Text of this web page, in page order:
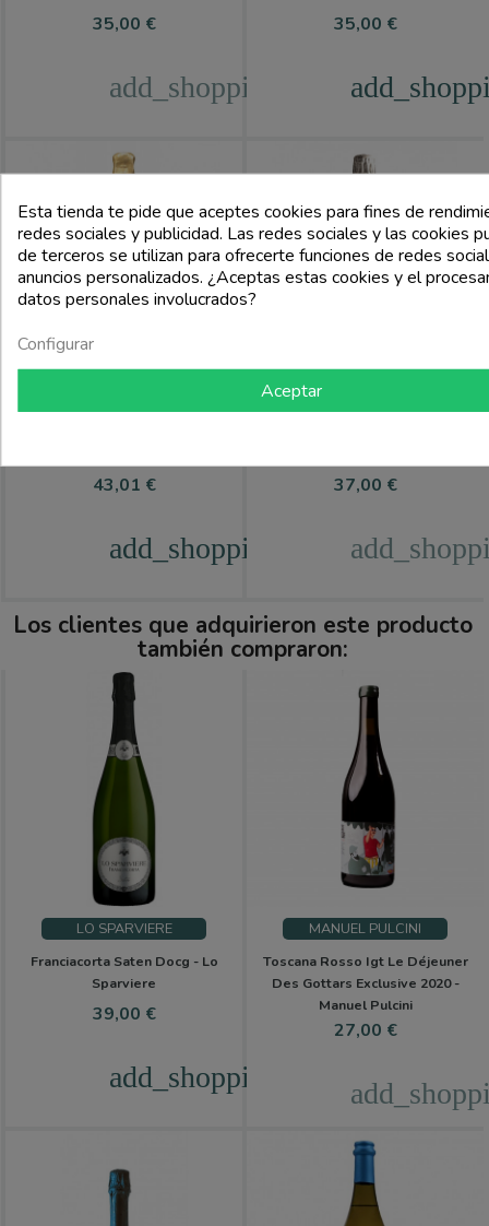
Precio
35,00 €
add_shopping_cart
Precio
35,00 €
Precio
43,01 €
add_shopping_cart
Precio
37,00 €
Los clientes que adquirieron este producto
también compraron:
LO SPARVIERE
Franciacorta Saten Docg - Lo
Sparviere
Precio
39,00 €
add_shopping_cart
MANUEL PULCINI
Toscana Rosso Igt Le Déjeuner
Des Gottars Exclusive 2020 -
Manuel Pulcini
Precio
27,00 €
Esta tienda te pide que aceptes cookies para fines de
redes sociales y publicidad. Las redes sociales y las cookies
de terceros se utilizan para ofrecerte funciones de redes
anuncios personalizados. ¿Aceptas estas cookies y el
datos personales involucrados?
Configurar
Aceptar